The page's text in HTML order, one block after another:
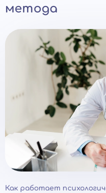
метода
Как работает